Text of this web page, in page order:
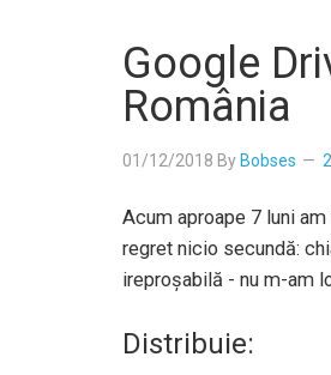
Google
România
01/12/2018 By Bobses
Acum aproape 7 luni
regret nicio secundă:
ireproșabilă - nu m-am
Distribuie: